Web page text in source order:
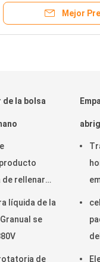
Mejor
de la bolsa
de rellenar
líquida de la
se
de